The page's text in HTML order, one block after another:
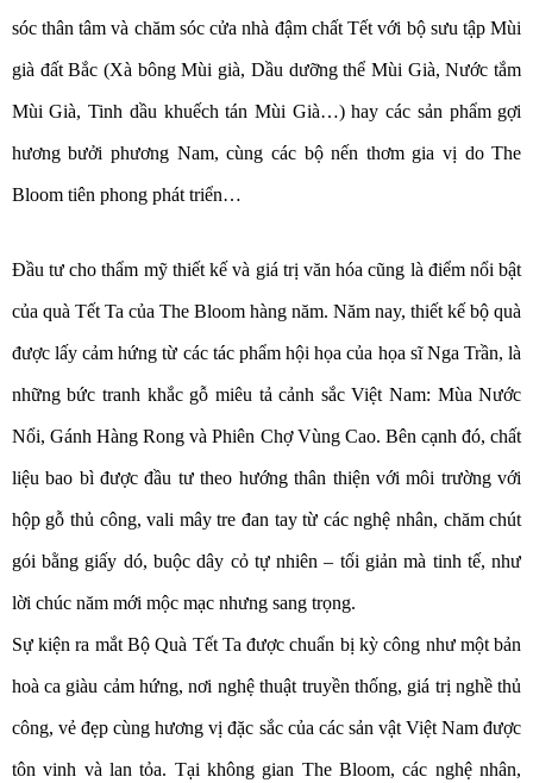
sóc thân tâm và chăm sóc cửa nhà đậm chất Tết với bộ sưu tập Mùi
già đất Bắc (Xà bông Mùi già, Dầu dưỡng thể Mùi Già, Nước tắm
Mùi Già, Tinh dầu khuếch tán Mùi Già…) hay các sản phẩm gợi
hương bưởi phương Nam, cùng các bộ nến thơm gia vị do The
Bloom tiên phong phát triển…
Đầu tư cho thẩm mỹ thiết kế và giá trị văn hóa cũng là điểm nổi bật
của quà Tết Ta của The Bloom hàng năm. Năm nay, thiết kế bộ quà
được lấy cảm hứng từ các tác phẩm hội họa của họa sĩ Nga Trần, là
những bức tranh khắc gỗ miêu tả cảnh sắc Việt Nam: Mùa Nước
Nổi, Gánh Hàng Rong và Phiên Chợ Vùng Cao. Bên cạnh đó, chất
liệu bao bì được đầu tư theo hướng thân thiện với môi trường với
hộp gỗ thủ công, vali mây tre đan tay từ các nghệ nhân, chăm chút
gói bằng giấy dó, buộc dây cỏ tự nhiên – tối giản mà tinh tế, như
lời chúc năm mới mộc mạc nhưng sang trọng.
Sự kiện ra mắt Bộ Quà Tết Ta được chuẩn bị kỳ công như một bản
hoà ca giàu cảm hứng, nơi nghệ thuật truyền thống, giá trị nghề thủ
công, vẻ đẹp cùng hương vị đặc sắc của các sản vật Việt Nam được
tôn vinh và lan tỏa. Tại không gian The Bloom, các nghệ nhân,